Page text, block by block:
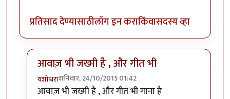
प्रतिसाद देण्यासाठीलॉग इन कराकिंवासदस्य व्हा
आवाज़ भी जख्मी है , और गीत भी
यशोधराशनिवार, 24/10/2015 01:42
In reply toही मला सर्वात जास्त आवडलेली..
आवाज़ भी जख्मी है , और गीत भी गाना है